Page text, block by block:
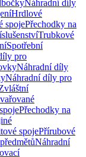
Náhradní díly
Hrdlové
spojePřechodky na
Trubkové
Spotřební
pro
Náhradní díly
Náhradní díly pro
Přechodky na
spojePřírubové
Náhradní